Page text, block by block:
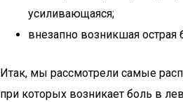
усиливающаяся;
внезапно возникшая острая
Итак, мы рассмотрели самые
при которых возникает боль в